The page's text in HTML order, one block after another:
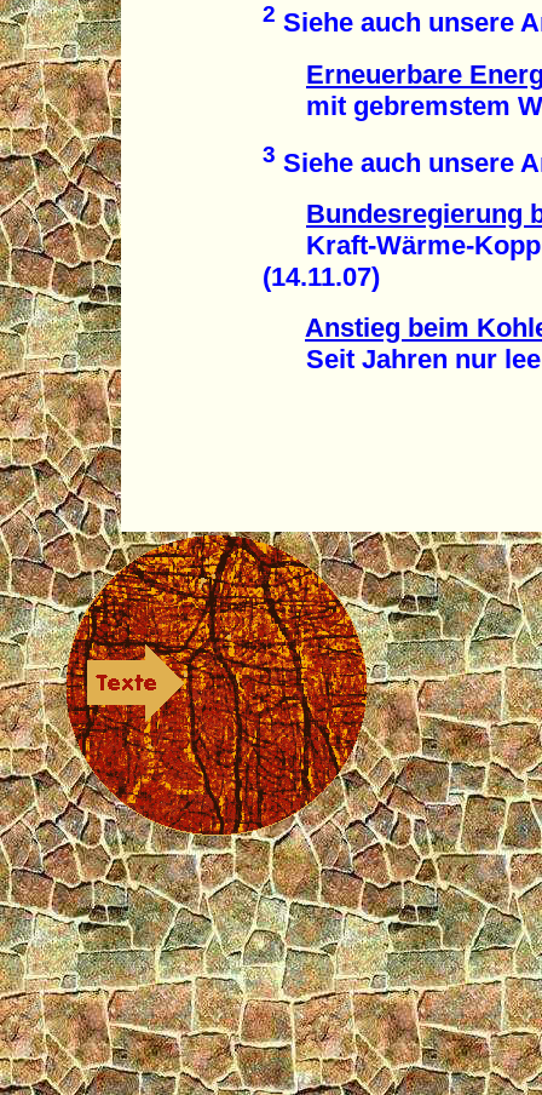
2 Siehe auch unsere
Erneuerbare
mit gebremstem
3 Siehe auch unsere
Bundesregierung
Kraft-Wärme-
(14.11.07)
Anstieg beim
Seit Jahren nur